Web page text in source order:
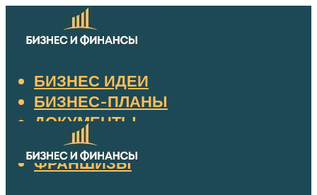
БИЗНЕС ИДЕИ
БИЗНЕС-ПЛАНЫ
ДОКУМЕНТЫ
НАЛОГИ
ФРАНШИЗЫ